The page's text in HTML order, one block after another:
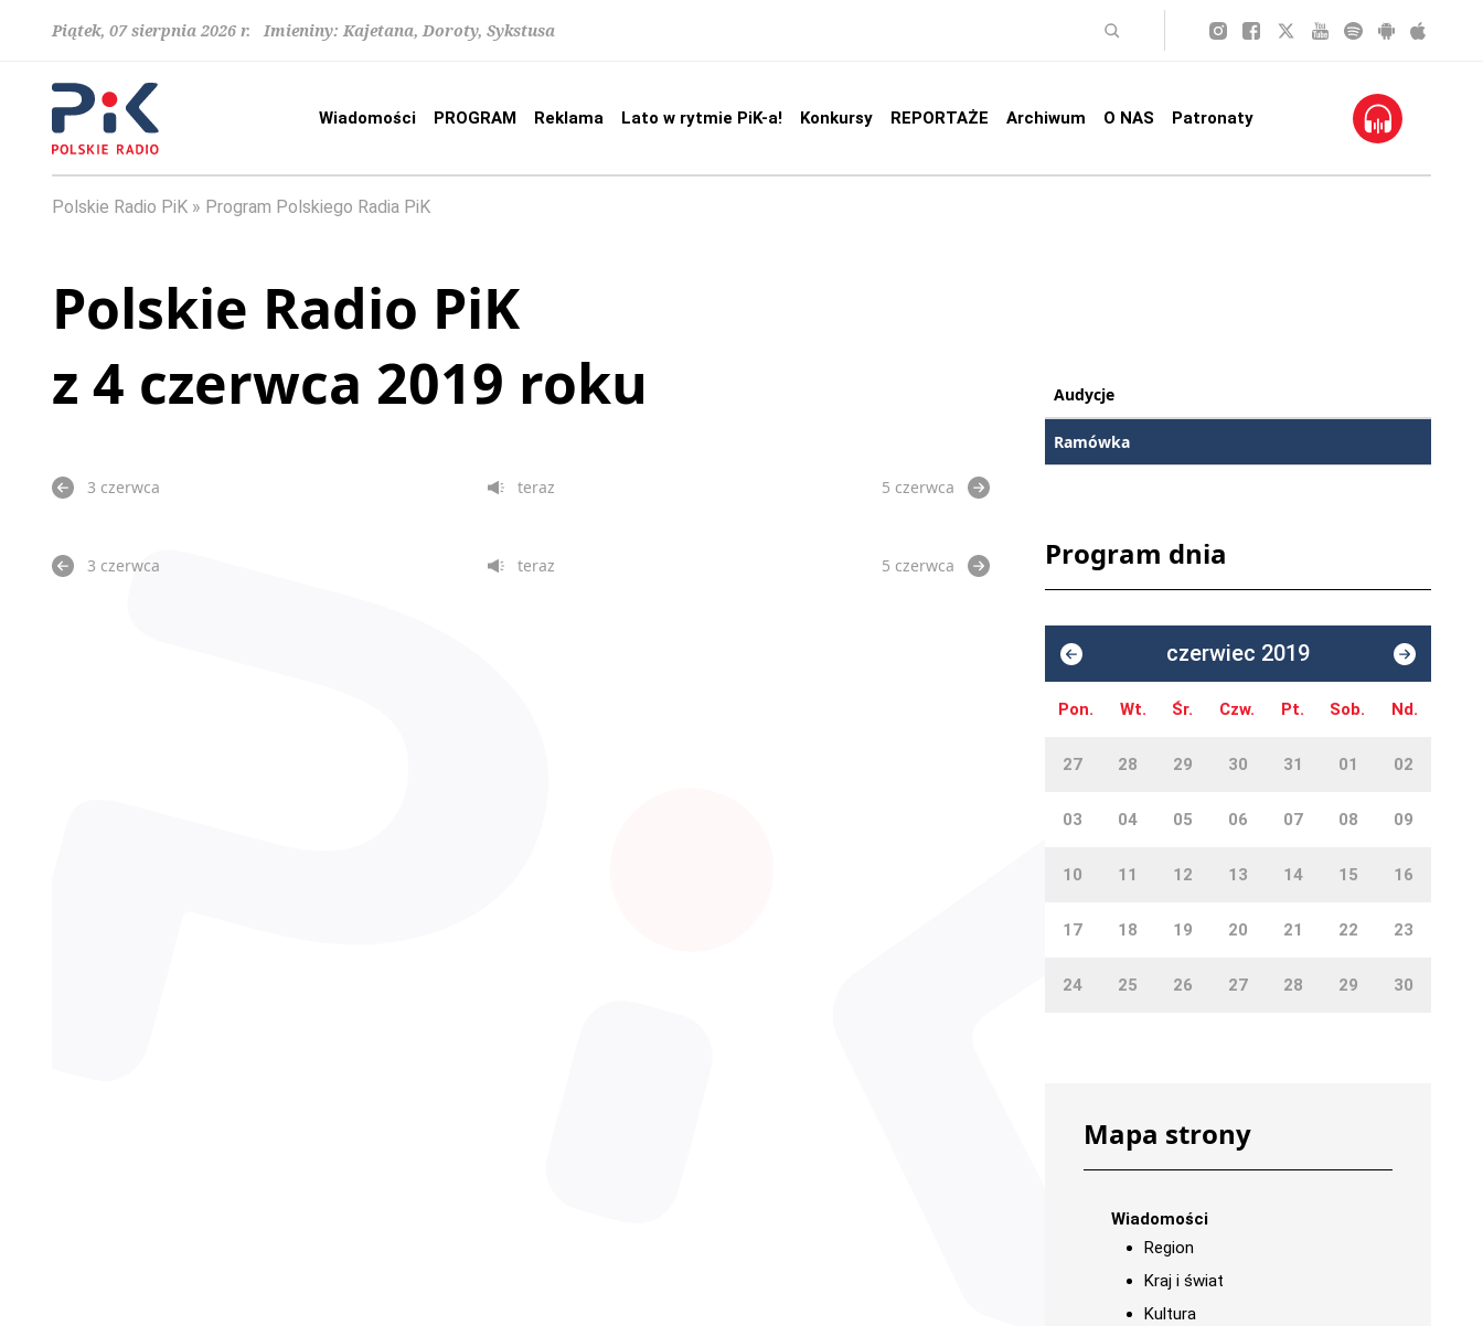
Piątek, 07 sierpnia 2026 r. Imieniny: Kajetana, Doroty, Sykstusa
Wiadomości PROGRAM Reklama Lato w rytmie PiK-a! Konkursy REPORTAŻE Archiwum O NAS Patronaty
Polskie Radio PiK Program Polskiego Radia PiK
Polskie Radio PiK
z 4 czerwca 2019 roku
3 czerwca teraz 5 czerwca
3 czerwca teraz 5 czerwca
Audycje
Ramówka
Program dnia
czerwiec 2019
Pon. Wt. Śr. Czw. Pt. Sob. Nd.
27 28 29 30 31 01 02
03 04 05 06 07 08 09
10 11 12 13 14 15 16
17 18 19 20 21 22 23
24 25 26 27 28 29 30
Mapa strony
Wiadomości
Region
Kraj i świat
Kultura